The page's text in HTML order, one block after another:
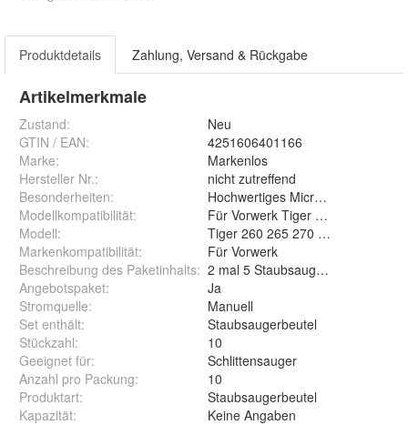
Produktdetails Zahlung, Versand & Rückgabe
Artikelmerkmale
Zustand:
Neu
GTIN / EAN:
4251606401166
Marke:
Markenlos
Hersteller Nr.:
nicht zutreffend
Besonderheiten:
Hochwertiges Microvlies
Modellkompatibilität:
Für Vorwerk Tiger 260 265 270
Modell:
Tiger 260 265 270 300
Markenkompatibilität:
Für Vorwerk
Beschreibung des Paketinhalts: 2 mal 5 Staubsaugerbeutel.
Angebotspaket:
Ja
Stromquelle:
Manuell
Set enthält:
Staubsaugerbeutel
Stückzahl:
10
Geeignet für:
Schlittensauger
Anzahl pro Packung:
10
Produktart:
Staubsaugerbeutel
Kapazität: Keine Angaben